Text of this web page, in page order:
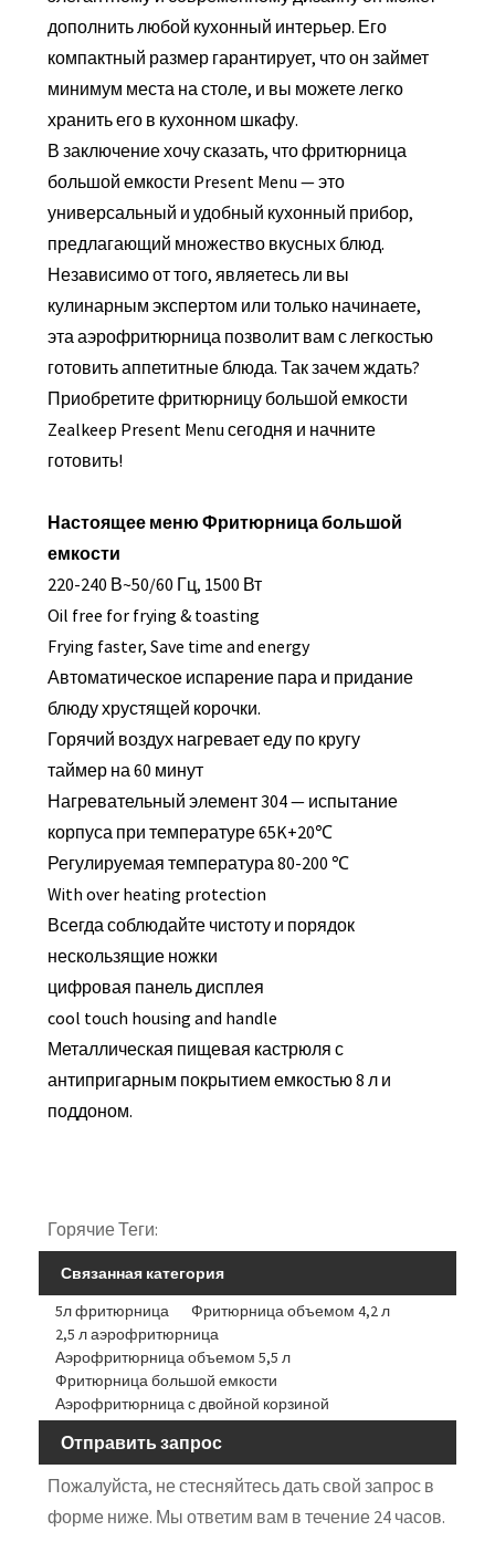
дополнить любой кухонный интерьер. Его
компактный размер гарантирует, что он займет
минимум места на столе, и вы можете легко
хранить его в кухонном шкафу.
В заключение хочу сказать, что фритюрница
большой емкости Present Menu — это
универсальный и удобный кухонный прибор,
предлагающий множество вкусных блюд.
Независимо от того, являетесь ли вы
кулинарным экспертом или только начинаете,
эта аэрофритюрница позволит вам с легкостью
готовить аппетитные блюда. Так зачем ждать?
Приобретите фритюрницу большой емкости
Zealkeep Present Menu сегодня и начните
готовить!
Настоящее меню Фритюрница большой
емкости
220-240 В~50/60 Гц, 1500 Вт
Oil free for frying & toasting
Frying faster, Save time and energy
Автоматическое испарение пара и придание
блюду хрустящей корочки.
Горячий воздух нагревает еду по кругу
таймер на 60 минут
Нагревательный элемент 304 — испытание
корпуса при температуре 65K+20℃
Регулируемая температура 80-200 ℃
With over heating protection
Всегда соблюдайте чистоту и порядок
нескользящие ножки
цифровая панель дисплея
cool touch housing and handle
Металлическая пищевая кастрюля с
антипригарным покрытием емкостью 8 л и
поддоном.
Горячие Теги:
Связанная категория
5л фритюрница
Фритюрница объемом 4,2 л
2,5 л аэрофритюрница
Аэрофритюрница объемом 5,5 л
Фритюрница большой емкости
Аэрофритюрница с двойной корзиной
Отправить запрос
Пожалуйста, не стесняйтесь дать свой запрос в
форме ниже. Мы ответим вам в течение 24 часов.